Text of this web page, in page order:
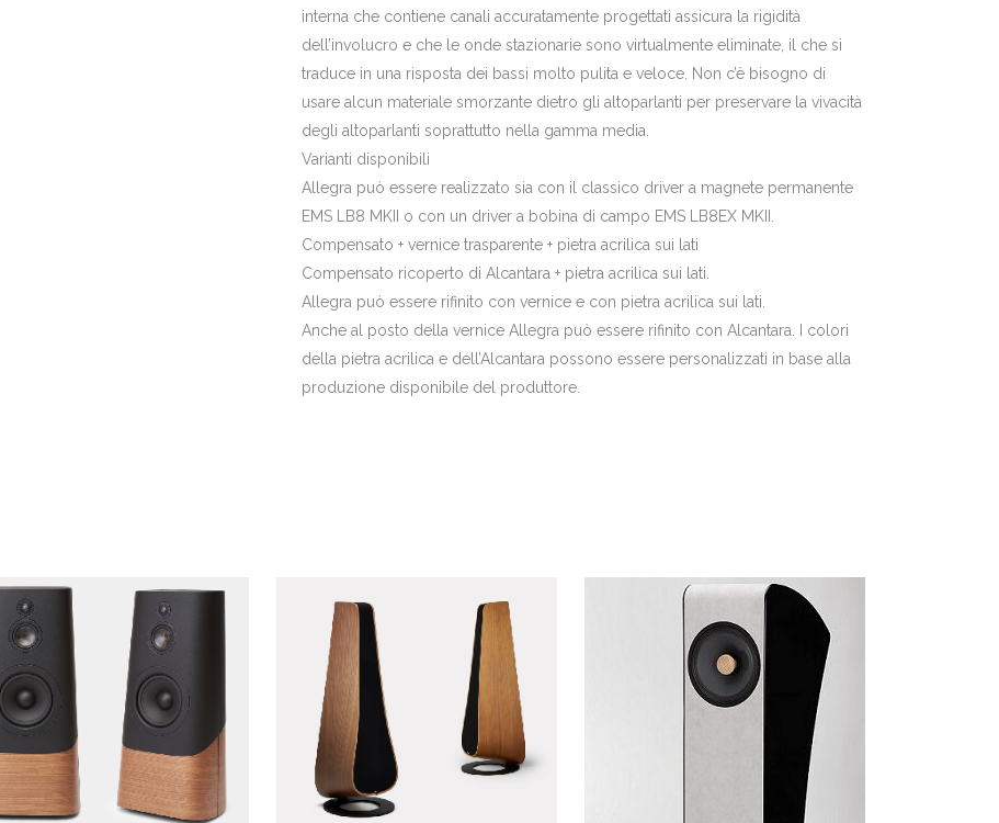
interna che contiene canali accuratamente progettati assicura la rigidità
dell’involucro e che le onde stazionarie sono virtualmente eliminate, il che si
traduce in una risposta dei bassi molto pulita e veloce. Non c’è bisogno di
usare alcun materiale smorzante dietro gli altoparlanti per preservare la vivacità
degli altoparlanti soprattutto nella gamma media.
Varianti disponibili
Allegra può essere realizzato sia con il classico driver a magnete permanente
EMS LB8 MKII o con un driver a bobina di campo EMS LB8EX MKII.
Compensato + vernice trasparente + pietra acrilica sui lati
Compensato ricoperto di Alcantara + pietra acrilica sui lati.
Allegra può essere rifinito con vernice e con pietra acrilica sui lati.
Anche al posto della vernice Allegra può essere rifinito con Alcantara. I colori
della pietra acrilica e dell’Alcantara possono essere personalizzati in base alla
produzione disponibile del produttore.